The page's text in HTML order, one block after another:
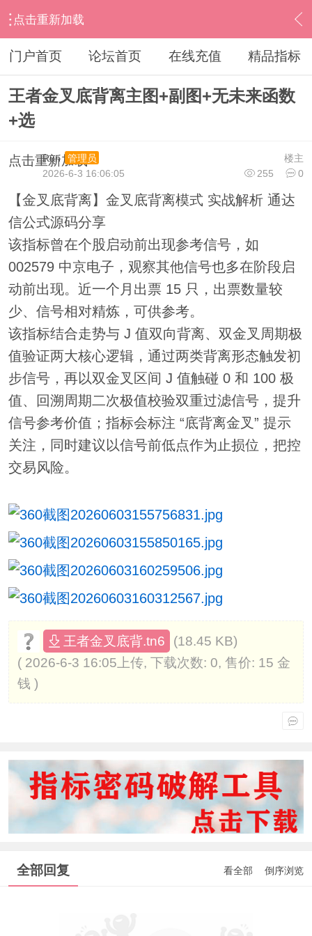
点击重新加载
› 通达信指标公式 › 综合指标 › 内容
门户首页 论坛首页 在线充值 精品指标
王者金叉底背离主图+副图+无未来函数
+选
点击重新加载 楼主
Run
管理员
255
0
2026-6-3 16:06:05
【金叉底背离】金叉底背离模式 实战解析 通达
信公式源码分享
该指标曾在个股启动前出现参考信号，如
002579 中京电子，观察其他信号也多在阶段启
动前出现。近一个月出票 15 只，出票数量较
少、信号相对精炼，可供参考。
该指标结合走势与 J 值双向背离、双金叉周期极
值验证两大核心逻辑，通过两类背离形态触发初
步信号，再以双金叉区间 J 值触碰 0 和 100 极
值、回溯周期二次极值校验双重过滤信号，提升
信号参考价值；指标会标注 “底背离金叉” 提示
关注，同时建议以信号前低点作为止损位，把控
交易风险。
王者金叉底背.tn6
(18.45 KB)
( 2026-6-3 16:05上传, 下载次数: 0, 售价: 15 金
钱 )
全部回复 看全部 倒序浏览